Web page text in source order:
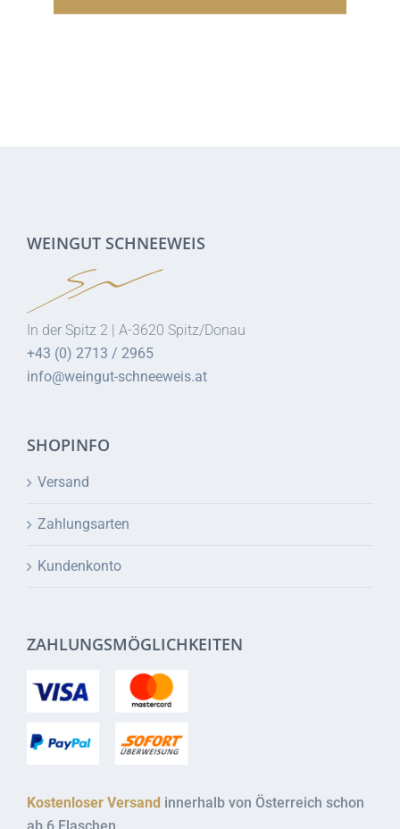
WEINGUT SCHNEEWEIS
In der Spitz 2 | A-3620 Spitz/Donau
+43 (0) 2713 / 2965
info@weingut-schneeweis.at
SHOPINFO
Versand
Zahlungsarten
Kundenkonto
ZAHLUNGSMÖGLICHKEITEN
Kostenloser Versand innerhalb von Österreich schon